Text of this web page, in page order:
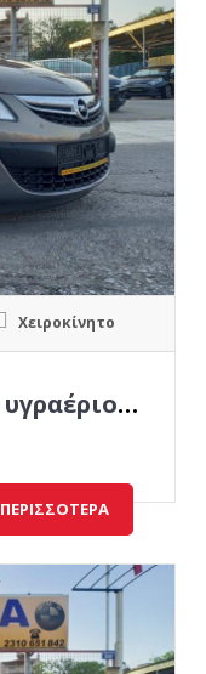
Χειροκίνητο
Opel Corsa βενζίνη & υγραέριο εργοστασιακό Πανόραμα οροφή
ΠΕΡΙΣΣΌΤΕΡΑ